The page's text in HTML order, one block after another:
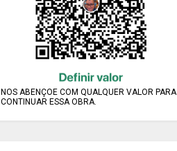
NOS ABENÇOE COM QUALQUER VALOR PARA
CONTINUAR ESSA OBRA.